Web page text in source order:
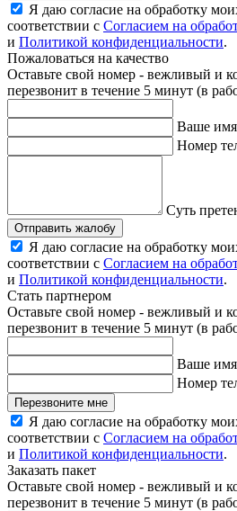
Я даю согласие на обработку
соответствии с Согласием на
и Политикой конфиденциальности.
Пожаловаться на качество
Оставьте свой номер - вежливый и
перезвонит в течение 5 минут (в
Ваше имя
Номер
Суть
Отправить жалобу
Я даю согласие на обработку
соответствии с Согласием на
и Политикой конфиденциальности.
Стать партнером
Оставьте свой номер - вежливый и
перезвонит в течение 5 минут (в
Ваше имя
Номер
Перезвоните мне
Я даю согласие на обработку
соответствии с Согласием на
и Политикой конфиденциальности.
Заказать пакет
Оставьте свой номер - вежливый и
перезвонит в течение 5 минут (в